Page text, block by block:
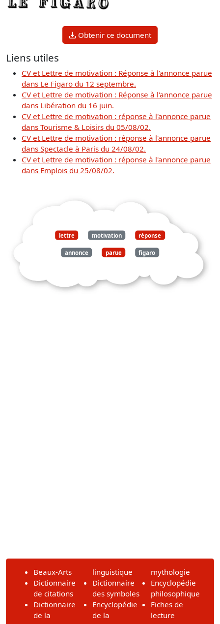
Obtenir ce document
Liens utiles
CV et Lettre de motivation : Réponse à l'annonce parue
dans Le Figaro du 12 septembre.
CV et Lettre de motivation : Réponse à l'annonce parue
dans Libération du 16 juin.
CV et Lettre de motivation : réponse à l'annonce parue
dans Tourisme & Loisirs du 05/08/02.
CV et Lettre de motivation : réponse à l'annonce parue
dans Spectacle à Paris du 24/08/02.
CV et Lettre de motivation : réponse à l'annonce parue
dans Emplois du 25/08/02.
lettre motivation réponse
annonce parue figaro
Beaux-Arts
Dictionnaire
de citations
Dictionnaire
de la
linguistique
Dictionnaire
des symboles
Encyclopédie
de la
mythologie
Encyclopédie
philosophique
Fiches de
lecture